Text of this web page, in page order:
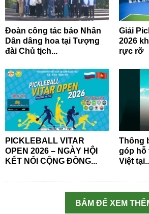
Đoàn công tác báo Nhân
Dân dâng hoa tại Tượng
đài Chủ tịch...
Giải
2026
rực rỡ
PICKLEBALL VITAR
OPEN 2026 – NGÀY HỘI
KẾT NỐI CỘNG ĐỒNG...
Thông
góp hỗ
Việt
BẤM ĐỂ XEM